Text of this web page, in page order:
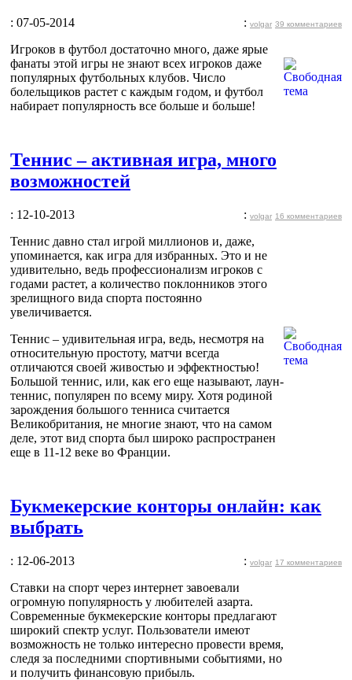
: 07-05-2014 : volgar 39 комментариев
Игроков в футбол достаточно много, даже ярые
фанаты этой игры не знают всех игроков даже
популярных футбольных клубов. Число
болельщиков растет с каждым годом, и футбол
набирает популярность все больше и больше!
Теннис – активная игра, много
возможностей
: 12-10-2013 : volgar 16 комментариев
Теннис давно стал игрой миллионов и, даже,
упоминается, как игра для избранных. Это и не
удивительно, ведь профессионализм игроков с
годами растет, а количество поклонников этого
зрелищного вида спорта постоянно
увеличивается.
Теннис – удивительная игра, ведь, несмотря на
относительную простоту, матчи всегда
отличаются своей живостью и эффектностью!
Большой теннис, или, как его еще называют, лаун-
теннис, популярен по всему миру. Хотя родиной
зарождения большого тенниса считается
Великобритания, не многие знают, что на самом
деле, этот вид спорта был широко распространен
еще в 11-12 веке во Франции.
Букмекерские конторы онлайн: как
выбрать
: 12-06-2013 : volgar 17 комментариев
Ставки на спорт через интернет завоевали
огромную популярность у любителей азарта.
Современные букмекерские конторы предлагают
широкий спектр услуг. Пользователи имеют
возможность не только интересно провести время,
следя за последними спортивными событиями, но
и получить финансовую прибыль.